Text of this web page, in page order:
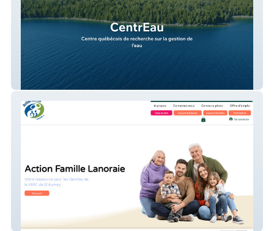
CentrEau
Action Famille Lanoraie